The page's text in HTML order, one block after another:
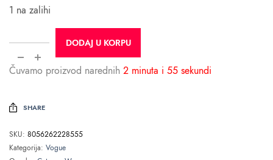
1 na zalihi
DODAJ U KORPU
Čuvamo proizvod narednih 2 minuta i 55 sekundi
SHARE
SKU: 8056262228555
Kategorija: Vogue